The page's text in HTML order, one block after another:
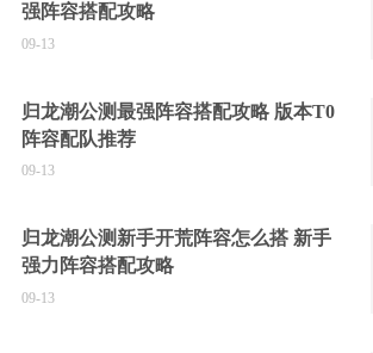
强阵容搭配攻略
09-13
归龙潮公测最强阵容搭配攻略 版本T0
阵容配队推荐
09-13
归龙潮公测新手开荒阵容怎么搭 新手
强力阵容搭配攻略
09-13